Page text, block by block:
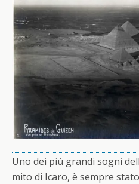
Uno dei più grandi sogni
mito di Icaro, è sempre